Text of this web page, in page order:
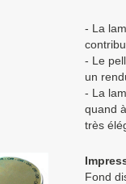
- La
- Le
un
- La
quand
très
Fond